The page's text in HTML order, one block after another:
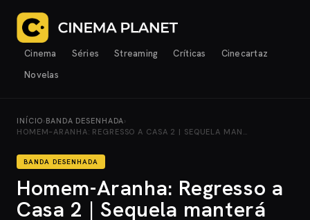
Cinema Séries Streaming Críticas
Cinecartaz
Novelas
INÍCIO› BANDA DESENHADA›
HOMEM-ARANHA: REGRESSO A CASA 2 | SEQUELA MAN…
BANDA DESENHADA
Homem-Aranha: Regresso a
Casa 2 | Sequela manterá